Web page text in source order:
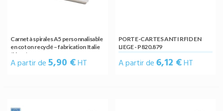
Carnet à spirales A5 personnalisable
en coton recyclé – fabrication Italie
(blanc)
A partir de5,90 €HT
PORTE-CARTES ANTI RFID EN
LIEGE - P820.879
A partir de6,12 €HT